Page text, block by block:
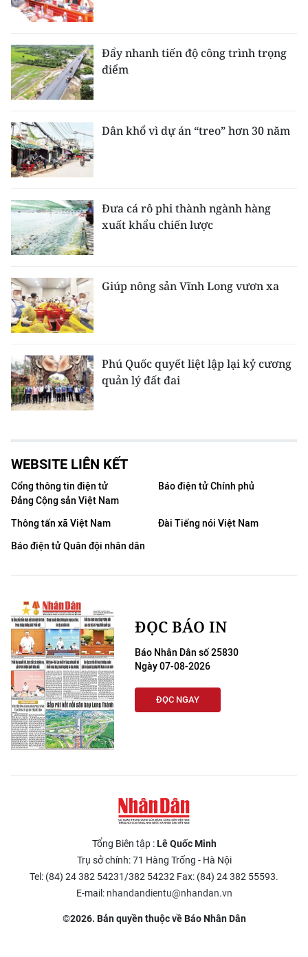
Đẩy nhanh tiến độ công trình trọng
điểm
Dân khổ vì dự án “treo” hơn 30 năm
Đưa cá rô phi thành ngành hàng
xuất khẩu chiến lược
Giúp nông sản Vĩnh Long vươn xa
Phú Quốc quyết liệt lập lại kỷ cương
quản lý đất đai
WEBSITE LIÊN KẾT
Cổng thông tin điện tử
Đảng Cộng sản Việt Nam
Báo điện tử Chính phủ
Thông tấn xã Việt Nam
Đài Tiếng nói Việt Nam
Báo điện tử Quân đội nhân dân
ĐỌC BÁO IN
Báo Nhân Dân số 25830
Ngày 07-08-2026
ĐỌC NGAY
Tổng Biên tập :Lê Quốc Minh
Trụ sở chính: 71 Hàng Trống - Hà Nội
Tel: (84) 24 382 54231/382 54232 Fax: (84) 24 382 55593.
E-mail: nhandandientu@nhandan.vn
©2026. Bản quyền thuộc về Báo Nhân Dân